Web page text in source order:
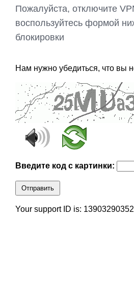
Пожалуйста, отключите
воспользуйтесь формой
блокировки
Нам нужно убедиться, что вы
Введите код с картинки:
Отправить
Your support ID is: